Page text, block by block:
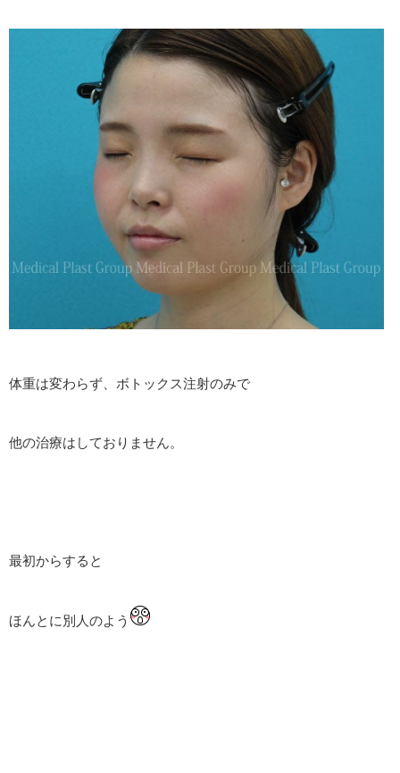
体重は変わらず、ボトックス注射のみで
他の治療はしておりません。
最初からすると
ほんとに別人のよう